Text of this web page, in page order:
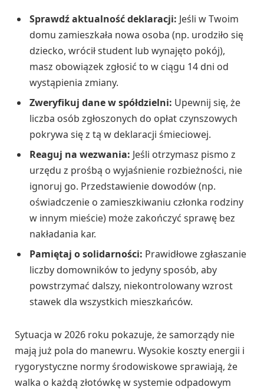
Sprawdź aktualność deklaracji: Jeśli w Twoim
domu zamieszkała nowa osoba (np. urodziło się
dziecko, wrócił student lub wynajęto pokój),
masz obowiązek zgłosić to w ciągu 14 dni od
wystąpienia zmiany.
Zweryfikuj dane w spółdzielni: Upewnij się, że
liczba osób zgłoszonych do opłat czynszowych
pokrywa się z tą w deklaracji śmieciowej.
Reaguj na wezwania: Jeśli otrzymasz pismo z
urzędu z prośbą o wyjaśnienie rozbieżności, nie
ignoruj go. Przedstawienie dowodów (np.
oświadczenie o zamieszkiwaniu członka rodziny
w innym mieście) może zakończyć sprawę bez
nakładania kar.
Pamiętaj o solidarności: Prawidłowe zgłaszanie
liczby domowników to jedyny sposób, aby
powstrzymać dalszy, niekontrolowany wzrost
stawek dla wszystkich mieszkańców.
Sytuacja w 2026 roku pokazuje, że samorządy nie
mają już pola do manewru. Wysokie koszty energii i
rygorystyczne normy środowiskowe sprawiają, że
walka o każdą złotówkę w systemie odpadowym